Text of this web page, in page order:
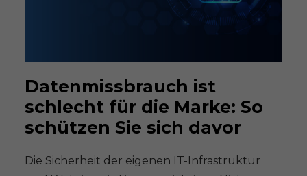
Datenmissbrauch ist
schlecht für die Marke: So
schützen Sie sich davor
Die Sicherheit der eigenen IT-Infrastruktur